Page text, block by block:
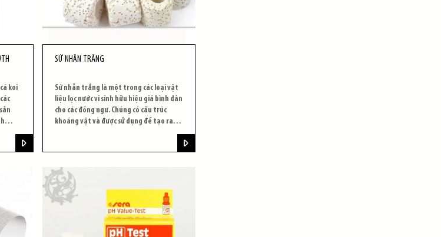
koi
SỨ NHẪN TRẮNG
Sứ nhẫn trắng là một trong các loại vật
liệu lọc nước vi sinh hữu hiệu giá bình dân
cho các đồng ngư. Chúng có cấu trúc
khoáng vật và được sử dụng để tạo ra
lý nước.